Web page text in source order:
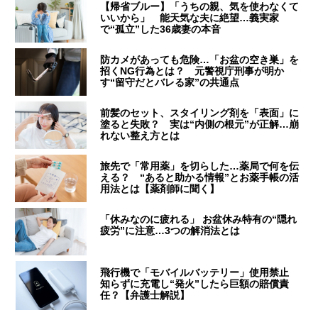
【帰省ブルー】「うちの親、気を使わなくて
いいから」 能天気な夫に絶望…義実家
で“孤立”した36歳妻の本音
防カメがあっても危険…「お盆の空き巣」を
招くNG行為とは？ 元警視庁刑事が明か
す“留守だとバレる家”の共通点
前髪のセット、スタイリング剤を「表面」に
塗ると失敗？ 実は“内側の根元”が正解…崩
れない整え方とは
旅先で「常用薬」を切らした…薬局で何を伝
える？ “あると助かる情報”とお薬手帳の活
用法とは【薬剤師に聞く】
「休みなのに疲れる」 お盆休み特有の“隠れ
疲労”に注意…3つの解消法とは
飛行機で「モバイルバッテリー」使用禁止
知らずに充電し“発火”したら巨額の賠償責
任？【弁護士解説】